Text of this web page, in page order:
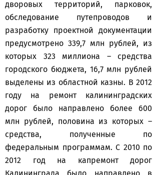
дворовых территорий, парковок,
обследование путепроводов и
разработку проектной документации
предусмотрено 339,7 млн рублей, из
которых 323 миллиона – средства
городского бюджета, 16,7 млн рублей
выделены из областной казны. В 2012
году на ремонт калининградских
дорог было направлено более 600
млн рублей, половина из которых –
средства, полученные по
федеральным программам. С 2010 по
2012 год на капремонт дорог